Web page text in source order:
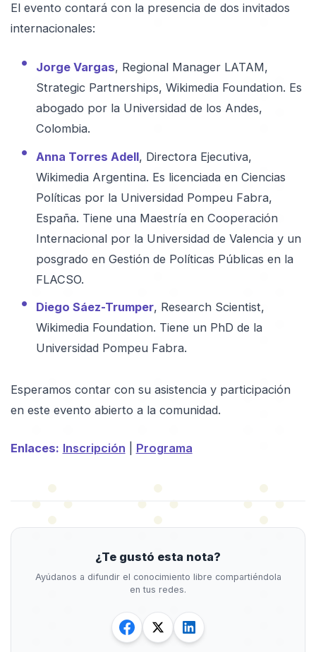
El evento contará con la presencia de dos invitados
internacionales:
Jorge Vargas, Regional Manager LATAM,
Strategic Partnerships, Wikimedia Foundation. Es
abogado por la Universidad de los Andes,
Colombia.
Anna Torres Adell, Directora Ejecutiva,
Wikimedia Argentina. Es licenciada en Ciencias
Políticas por la Universidad Pompeu Fabra,
España. Tiene una Maestría en Cooperación
Internacional por la Universidad de Valencia y un
posgrado en Gestión de Políticas Públicas en la
FLACSO.
Diego Sáez-Trumper, Research Scientist,
Wikimedia Foundation. Tiene un PhD de la
Universidad Pompeu Fabra.
Esperamos contar con su asistencia y participación
en este evento abierto a la comunidad.
Enlaces: Inscripción Programa
¿Te gustó esta nota?
Ayúdanos a difundir el conocimiento libre compartiéndola
en tus redes.